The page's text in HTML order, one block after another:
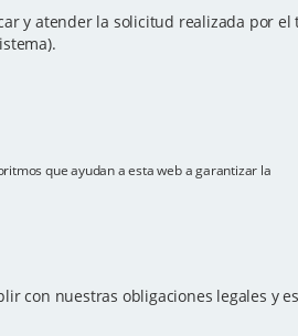
y atender la solicitud realizada por
que ayudan a esta web a garantizar la
con nuestras obligaciones legales y